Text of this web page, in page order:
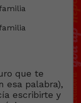
que te
esa palabra),
escribirte y